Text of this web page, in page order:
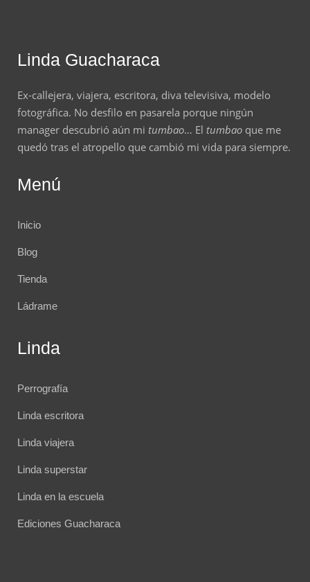
Linda Guacharaca
Ex-callejera, viajera, escritora, diva televisiva, modelo
fotográfica. No desfilo en pasarela porque ningún
manager descubrió aún mi tumbao… El tumbao que me
quedó tras el atropello que cambió mi vida para siempre.
Menú
Inicio
Blog
Tienda
Ládrame
Linda
Perrografía
Linda escritora
Linda viajera
Linda superstar
Linda en la escuela
Ediciones Guacharaca